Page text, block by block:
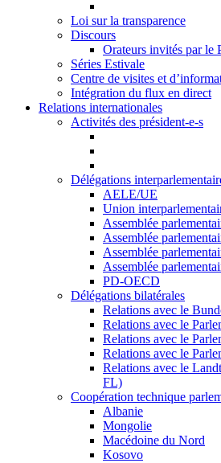
Loi sur la transparence
Discours
Orateurs invités par le
Séries Estivale
Centre de visites et
Intégration du flux en direct
Relations internationales
Activités des président-e-s
Délégations
AELE/UE
Union
Assemblée
Assemblée
Assemblée
Assemblée
PD-OECD
Délégations bilatérales
Relations avec le
Relations avec le
Relations avec le
Relations avec le
Relations avec le
FL)
Coopération technique
Albanie
Mongolie
Macédoine du Nord
Kosovo